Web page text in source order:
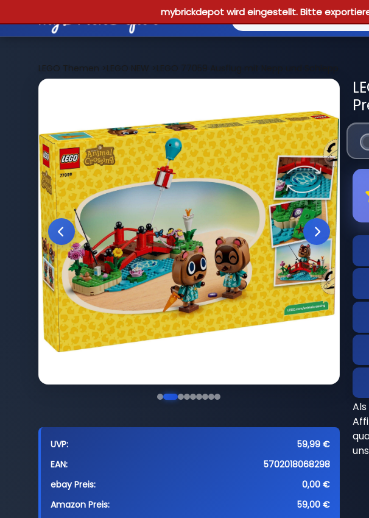
mybrickdepot wird eingestellt. Bitte
LEGO Themen >LEGO NEW >LEGO 77059 Ausflug mit Nepp und Schlepp
UVP:
59,99 €
EAN:
5702018068298
ebay Preis:
0,00 €
Amazon Preis:
59,00 €